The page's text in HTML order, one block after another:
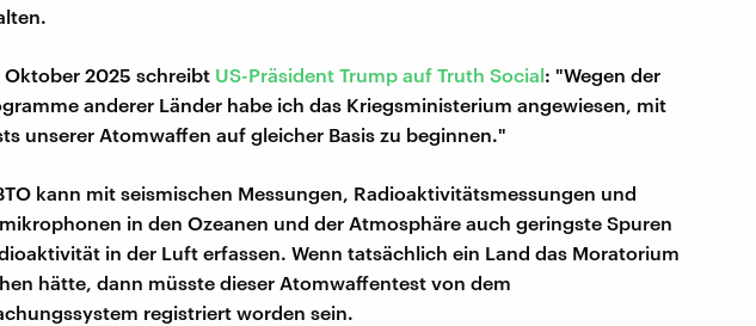
Oktober 2025 schreibt US-Präsident Trump auf Truth Social: "Wegen der
anderer Länder habe ich das Kriegsministerium angewiesen, mit
unserer Atomwaffen auf gleicher Basis zu beginnen."
kann mit seismischen Messungen, Radioaktivitätsmessungen und
in den Ozeanen und der Atmosphäre auch geringste Spuren
in der Luft erfassen. Wenn tatsächlich ein Land das Moratorium
hätte, dann müsste dieser Atomwaffentest von dem
registriert worden sein.